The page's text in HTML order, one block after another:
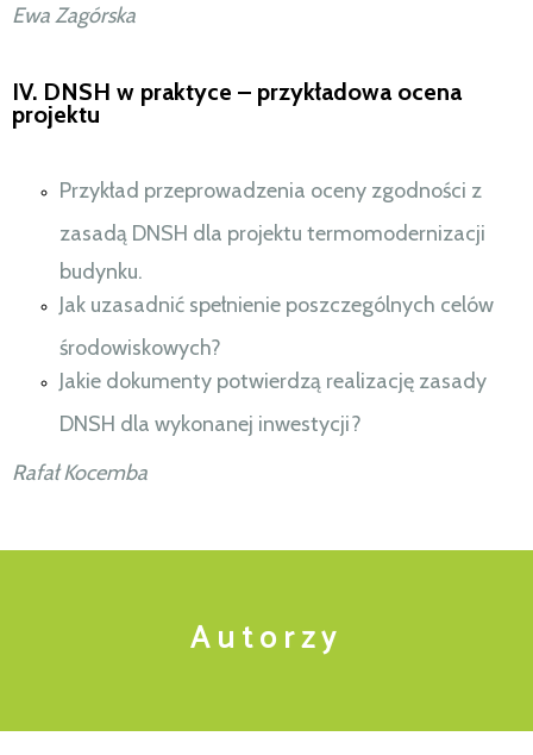
Ewa Zagórska
IV. DNSH w praktyce – przykładowa ocena
projektu
Przykład przeprowadzenia oceny zgodności z
zasadą DNSH dla projektu termomodernizacji
budynku.
Jak uzasadnić spełnienie poszczególnych celów
środowiskowych?
Jakie dokumenty potwierdzą realizację zasady
DNSH dla wykonanej inwestycji?
Rafał Kocemba
A u t o r z y